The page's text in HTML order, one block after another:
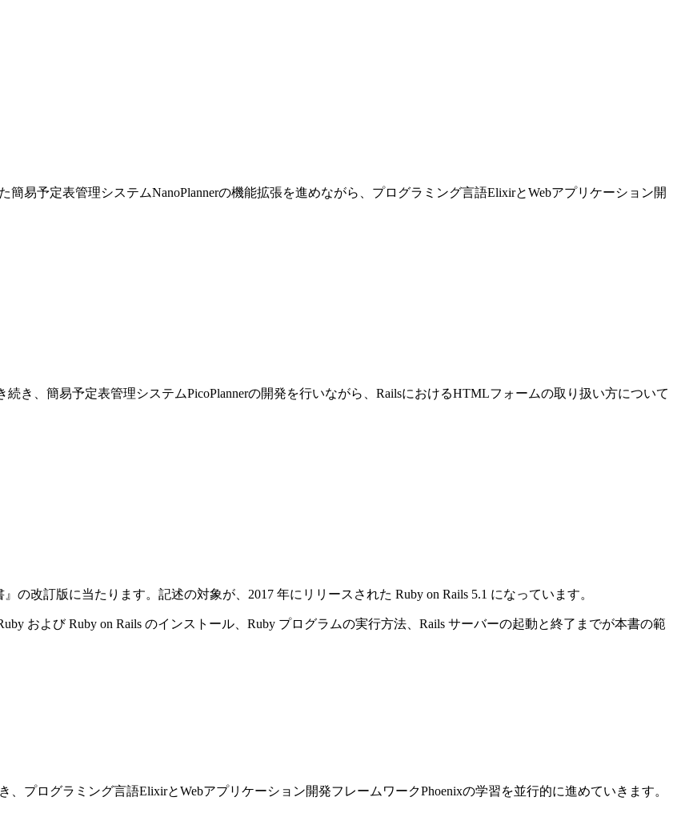
易予定表管理システムNanoPlannerの機能拡張を進めながら、プログラミング言語ElixirとWebアプリケーション開
き、簡易予定表管理システムPicoPlannerの開発を行いながら、RailsにおけるHTMLフォームの取り扱い方について
の改訂版に当たります。記述の対象が、2017 年にリリースされた Ruby on Rails 5.1 になっています。
および Ruby on Rails のインストール、Ruby プログラムの実行方法、Rails サーバーの起動と終了までが本書の範
プログラミング言語ElixirとWebアプリケーション開発フレームワークPhoenixの学習を並行的に進めていきます。